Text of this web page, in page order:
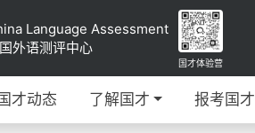
Language Assessment
外语测评中心
国才体验营
国才动态 了解国才 报考国才